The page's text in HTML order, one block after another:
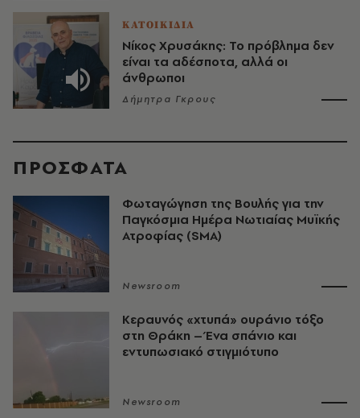
ΚΑΤΟΙΚΙΔΙΑ
Νίκος Χρυσάκης: Το πρόβλημα δεν
είναι τα αδέσποτα, αλλά οι
άνθρωποι
Δήμητρα Γκρους
ΠΡΟΣΦΑΤΑ
Φωταγώγηση της Βουλής για την
Παγκόσμια Ημέρα Νωτιαίας Μυϊκής
Ατροφίας (SMA)
Newsroom
Κεραυνός «χτυπά» ουράνιο τόξο
στη Θράκη – Ένα σπάνιο και
εντυπωσιακό στιγμιότυπο
Newsroom